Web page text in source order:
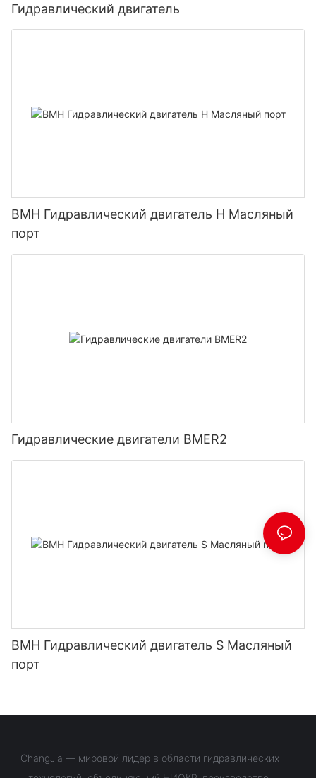
Гидравлический двигатель
BMH Гидравлический двигатель H Масляный
порт
Гидравлические двигатели BMER2
BMH Гидравлический двигатель S Масляный
порт
ChangJia — мировой лидер в области гидравлических